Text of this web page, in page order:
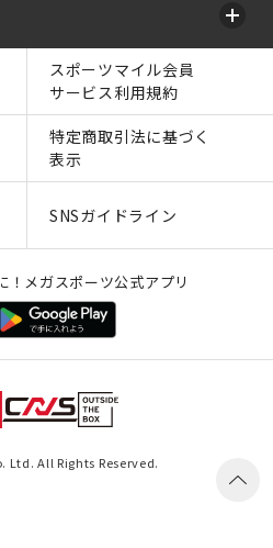
スポーツマイル会員
サービス利用規約
特定商取引法に基づく
表示
SNSガイドライン
！メガスポーツ公式アプリ
Ltd. All Rights Reserved.